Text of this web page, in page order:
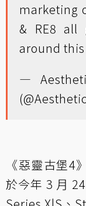
marketing
& RE8 all
around
—
《惡靈古堡4
於今年 3 月